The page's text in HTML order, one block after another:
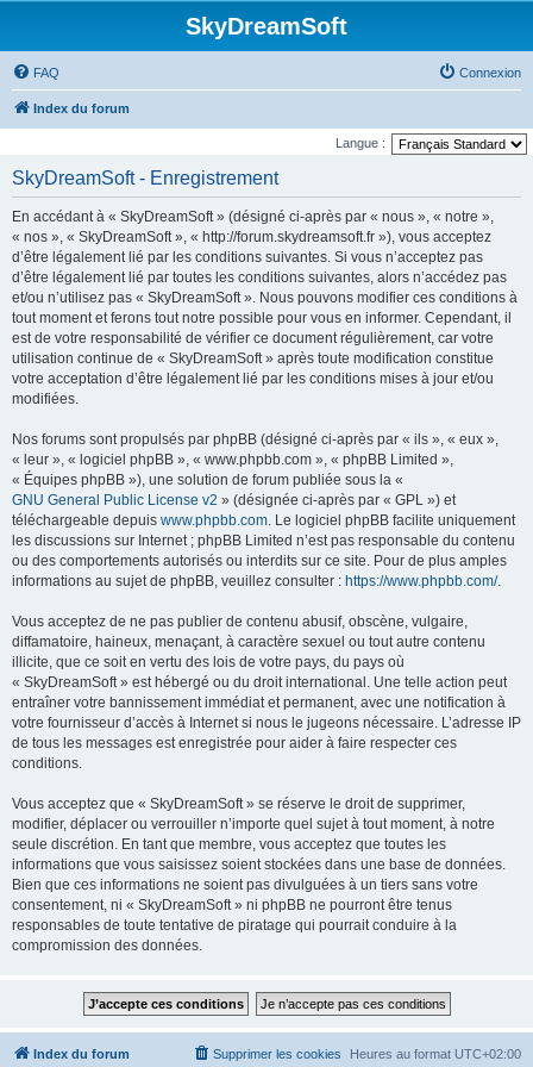
SkyDreamSoft
FAQ Connexion
Index du forum
Langue :
SkyDreamSoft - Enregistrement
En accédant à « SkyDreamSoft » (désigné ci-après par « nous », « notre »,
« nos », « SkyDreamSoft », « http://forum.skydreamsoft.fr »), vous acceptez
d’être légalement lié par les conditions suivantes. Si vous n’acceptez pas
d’être légalement lié par toutes les conditions suivantes, alors n’accédez pas
et/ou n’utilisez pas « SkyDreamSoft ». Nous pouvons modifier ces conditions à
tout moment et ferons tout notre possible pour vous en informer. Cependant, il
est de votre responsabilité de vérifier ce document régulièrement, car votre
utilisation continue de « SkyDreamSoft » après toute modification constitue
votre acceptation d’être légalement lié par les conditions mises à jour et/ou
modifiées.
Nos forums sont propulsés par phpBB (désigné ci-après par « ils », « eux »,
« leur », « logiciel phpBB », « www.phpbb.com », « phpBB Limited »,
« Équipes phpBB »), une solution de forum publiée sous la «
GNU General Public License v2 » (désignée ci-après par « GPL ») et
téléchargeable depuis www.phpbb.com. Le logiciel phpBB facilite uniquement
les discussions sur Internet ; phpBB Limited n’est pas responsable du contenu
ou des comportements autorisés ou interdits sur ce site. Pour de plus amples
informations au sujet de phpBB, veuillez consulter : https://www.phpbb.com/.
Vous acceptez de ne pas publier de contenu abusif, obscène, vulgaire,
diffamatoire, haineux, menaçant, à caractère sexuel ou tout autre contenu
illicite, que ce soit en vertu des lois de votre pays, du pays où
« SkyDreamSoft » est hébergé ou du droit international. Une telle action peut
entraîner votre bannissement immédiat et permanent, avec une notification à
votre fournisseur d’accès à Internet si nous le jugeons nécessaire. L’adresse IP
de tous les messages est enregistrée pour aider à faire respecter ces
conditions.
Vous acceptez que « SkyDreamSoft » se réserve le droit de supprimer,
modifier, déplacer ou verrouiller n’importe quel sujet à tout moment, à notre
seule discrétion. En tant que membre, vous acceptez que toutes les
informations que vous saisissez soient stockées dans une base de données.
Bien que ces informations ne soient pas divulguées à un tiers sans votre
consentement, ni « SkyDreamSoft » ni phpBB ne pourront être tenus
responsables de toute tentative de piratage qui pourrait conduire à la
compromission des données.
Index du forum Heures au format UTC+02:00
Supprimer les cookies